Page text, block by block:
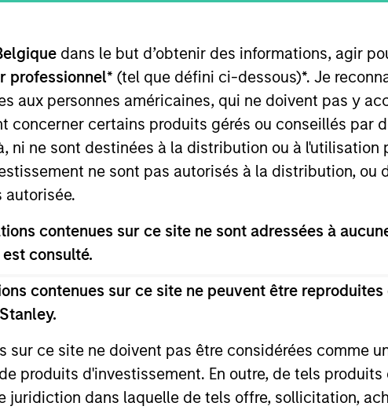
dans le but d’obtenir des informations, agir
professionnel* (tel que défini ci-dessous)*. Je
aux personnes américaines, qui ne doivent pas y
concerner certains produits gérés ou conseillés par
ni ne sont destinées à la distribution ou à
ne sont pas autorisés à la distribution,
autorisée.
contenues sur ce site ne sont adressées à
consulté.
contenues sur ce site ne peuvent être
sur ce site ne doivent pas être considérées comme
produits d'investissement. En outre, de tels
juridiction dans laquelle de tels offre, sollicitation,
specializes in privately negotiated minority
operations in the Asia-Pacific region. We target
competitive advantages and proven track
control investments where we believe we can add
excessive financial leverage or relying on
in the areas of consumer products,
in India, China, Korea, Thailand, and